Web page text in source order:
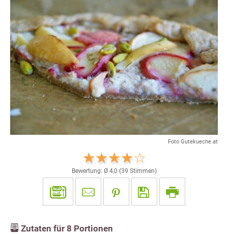
Foto Gutekueche.at
Bewertung: Ø 4,0 (39 Stimmen)
Zutaten für 8 Portionen